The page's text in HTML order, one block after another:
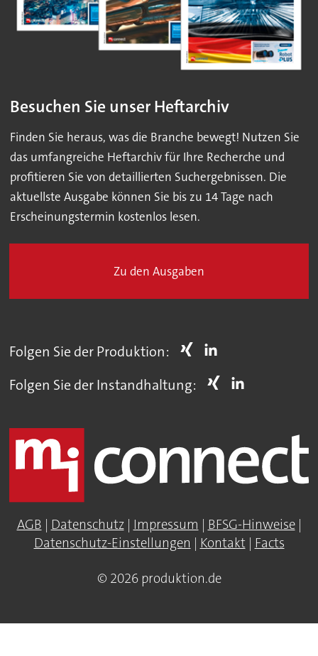
Besuchen Sie unser Heftarchiv
Finden Sie heraus, was die Branche bewegt! Nutzen Sie
das umfangreiche Heftarchiv für Ihre Recherche und
profitieren Sie von detaillierten Suchergebnissen. Die
aktuellste Ausgabe können Sie bis zu 14 Tage nach
Erscheinungstermin kostenlos lesen.
Zu den Ausgaben
Folgen Sie der Produktion:
Folgen Sie der Instandhaltung:
AGB | Datenschutz| Impressum | BFSG-Hinweise|
Datenschutz-Einstellungen | Kontakt| Facts
© 2026 produktion.de